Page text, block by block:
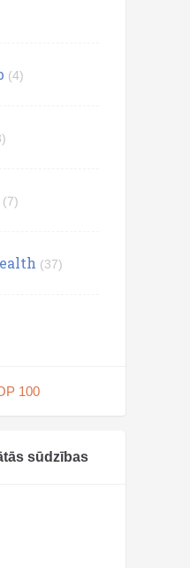
(4)
(7)
(37)
100
sūdzības